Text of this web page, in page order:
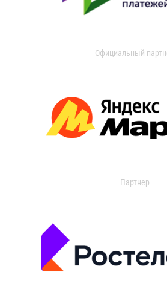
Официальный
Партнер